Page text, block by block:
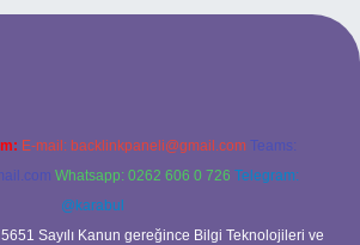
E-mail: backlinkpaneli@gmail.com Teams:
Whatsapp: 0262 606 0 726 Telegram:
@karabul
Sayılı Kanun gereğince Bilgi Teknolojileri ve